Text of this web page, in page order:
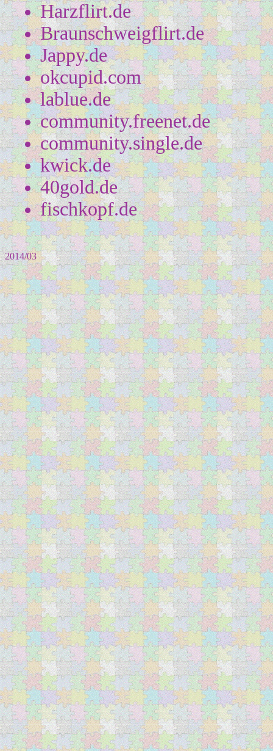
Harzflirt.de
Braunschweigflirt.de
Jappy.de
okcupid.com
lablue.de
community.freenet.de
community.single.de
kwick.de
40gold.de
fischkopf.de
2014/03